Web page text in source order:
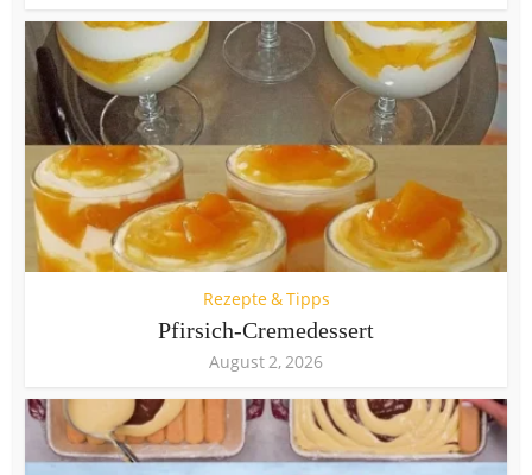
Rezepte & Tipps
Pfirsich-Cremedessert
August 2, 2026